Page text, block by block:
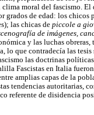
moral del fascismo.
de edad: los chicos
las chicas de piccole a
de imágenes,
y las luchas
lo que contradecía las
las doctrinas
Fascistas en Italia
amplias capas de la
tendencias autoritarias,
referente de disidencia